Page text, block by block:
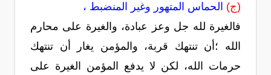
(ج) الحماس المتهور وغير المنضبط ،
فالغيرة لله جل وعز عبادة، والغيرة على محارم
الله ؛أن تنتهك قربة، والمؤمن يغار أن تنتهك
حرمات الله، لكن لا يدفع المؤمن الغيرة على